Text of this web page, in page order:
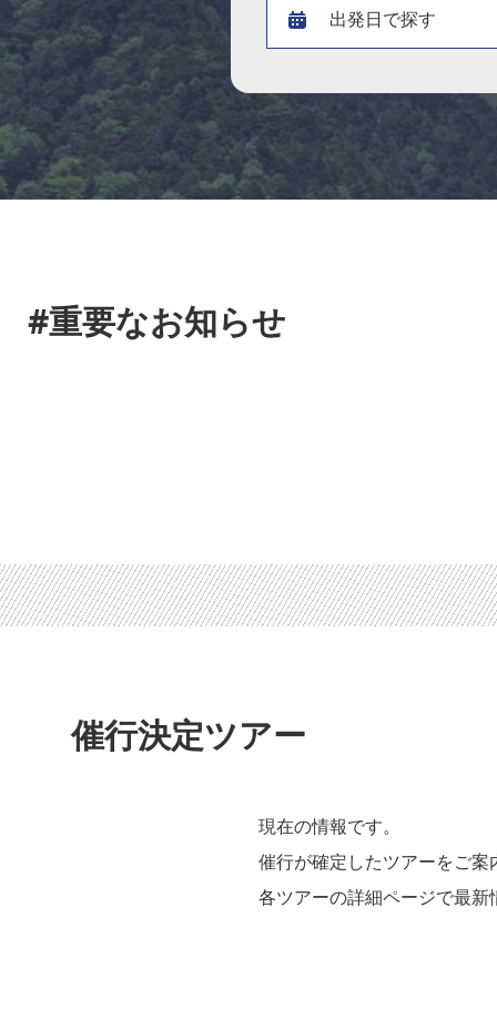
#重要なお知らせ
催行決定ツアー
現在の情報です。
催行が確定したツアーをご
各ツアーの詳細ページで最